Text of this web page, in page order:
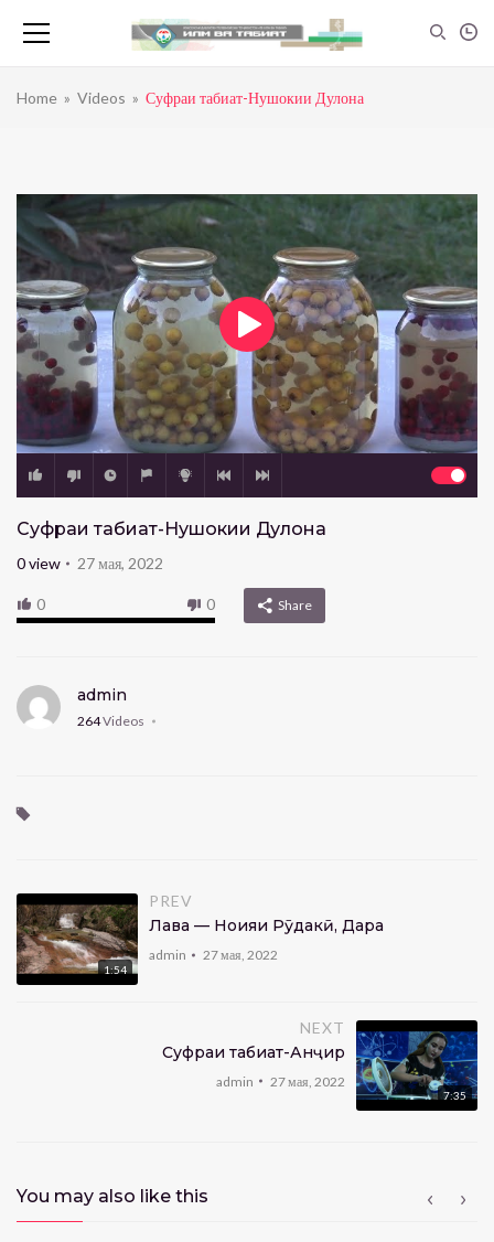
Home » Videos » Суфраи табиат-Нушокии Дулона
Суфраи табиат-Нушокии Дулона
0view 27 мая, 2022
0 0 Share
admin
264Videos
1:54
PREV
Лавҳа — Ноҳияи Рӯдакӣ, Дара
admin 27 мая, 2022
NEXT
Суфраи табиат-Анҷир
admin 27 мая, 2022
7:35
You may also like this